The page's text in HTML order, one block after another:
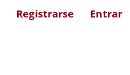
Registrarse Entrar